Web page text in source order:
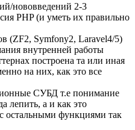
нововведений 2-3
PHP (и уметь их правильно
(ZF2, Symfony2, Laravel4/5)
внутренней работы
построена та или иная
на них, как это все
СУБД т.е понимание
лепить, а и как это
остальными функциями так